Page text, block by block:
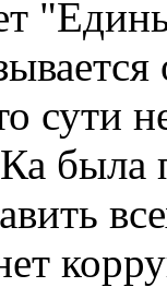
сути
была